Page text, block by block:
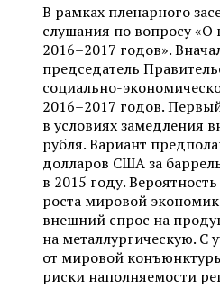
В рамках пленарного
слушания по вопросу
2016–2017 годов».
председатель
социально-
2016–2017 годов.
в условиях замедления
рубля. Вариант
долларов США за
в 2015 году.
роста мировой
внешний спрос на
на металлургическую. С
от мировой
риски наполняемости